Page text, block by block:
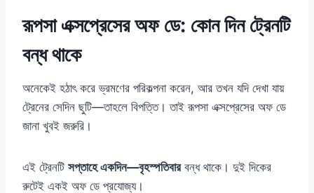
রূপসা এক্সপ্রেসের অফ ডে: কোন দিন ট্রেনটি
বন্ধ থাকে
অনেকেই হঠাৎ করে ভ্রমণের পরিকল্পনা করেন, আর তখন যদি দেখা যায়
ট্রেনের সেদিন ছুটি—তাহলে বিপত্তি। তাই রূপসা এক্সপ্রেসের অফ ডে
জানা খুবই জরুরি।
এই ট্রেনটি সপ্তাহে একদিন—বৃহস্পতিবারবন্ধ থাকে। দুই দিকের
রুটেই একই অফ ডে প্রযোজ্য।